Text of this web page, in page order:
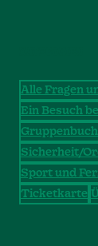
Alle Fragen
Ein Besuch
Sicherheit/
Sport und
Ticketkarte